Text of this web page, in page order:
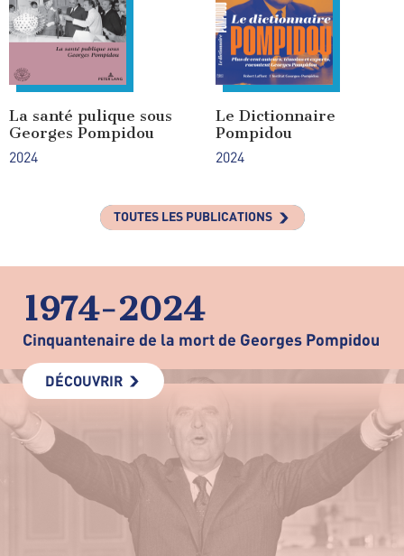
La santé pulique sous
Georges Pompidou
2024
Le Dictionnaire
Pompidou
2024
TOUTES LES PUBLICATIONS
1974-2024
Cinquantenaire de la mort de Georges Pompidou
DÉCOUVRIR